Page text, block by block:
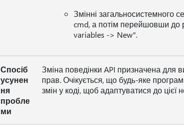
Змінні загальносистемного
cmd, а потім перейшовши до
variables -> New".
Спосіб
усунен
ня
пробле
ми
Зміна поведінки API призначена для
прав. Очікується, що будь-яке
змін у коді, щоб адаптуватися до цієї